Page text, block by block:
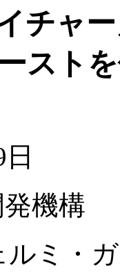
チャ
スト
機構
ミ・